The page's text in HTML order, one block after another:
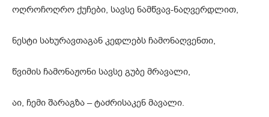
ოღროჩოღრო ქუჩები, სავსე ნამწვავ-ნაღვერდლით,
ნესტი სახურავთაგან კედლებს ჩამონაღვენთი,
წვიმის ჩამონაჟონი სავსე გუბე მრავალი,
აი, ჩემი შარაგზა – ტაძრისაკენ მავალი.